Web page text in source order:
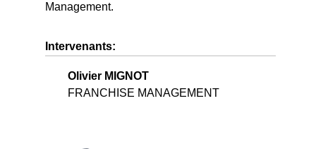
Management.
Intervenants:
Olivier MIGNOT
FRANCHISE MANAGEMENT